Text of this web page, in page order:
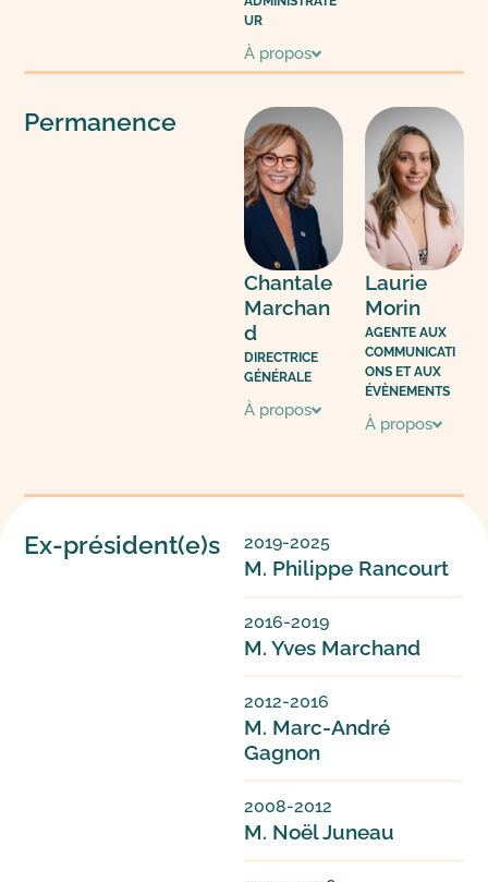
UR
À propos
Permanence
Chantale
Marchan
d
DIRECTRICE
GÉNÉRALE
À propos
Laurie
Morin
AGENTE AUX
COMMUNICATI
ONS ET AUX
ÉVÈNEMENTS
À propos
Ex-président(e)s 2019-2025
M. Philippe Rancourt
2016-2019
M. Yves Marchand
2012-2016
M. Marc-André
Gagnon
2008-2012
M. Noël Juneau